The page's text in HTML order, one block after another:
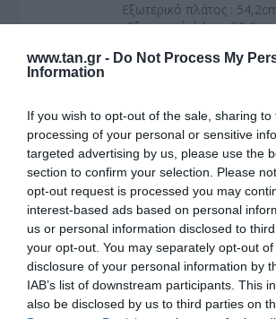
www.tan.gr - Do Not Process My
Information
If you wish to opt-out of the sale, sharing
processing of your personal or sensitive
targeted advertising by us, please use the
section to confirm your selection. Please
opt-out request is processed you may
interest-based ads based on personal
us or personal information disclosed to
your opt-out. You may separately opt-out
disclosure of your personal information by
IAB’s list of downstream participants. This
also be disclosed by us to third parties on
Εξωτερικό πλάτος :
Εξωτερικό ύψος : 59,6cm
Χρώμα Λευκό : RAL7035
Περιέχονται 2 κολόνες
Προαιρετικά μπορείτε να
παρακάτω
1) Σετ ανεμιστήρα x2, με θερμοστάτη για
RAL7035 Ξ4000
Οι πελάτες που αγόρασαν